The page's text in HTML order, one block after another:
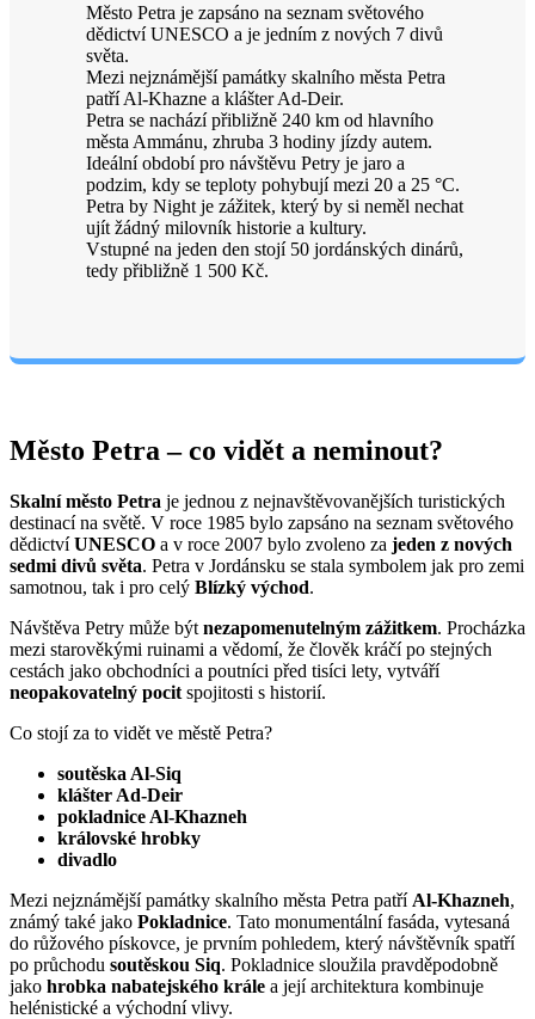
Město Petra je zapsáno na seznam světového
dědictví UNESCO a je jedním z nových 7 divů
světa.
Mezi nejznámější památky skalního města Petra
patří Al-Khazne a klášter Ad-Deir.
Petra se nachází přibližně 240 km od hlavního
města Ammánu, zhruba 3 hodiny jízdy autem.
Ideální období pro návštěvu Petry je jaro a
podzim, kdy se teploty pohybují mezi 20 a 25 °C.
Petra by Night je zážitek, který by si neměl nechat
ujít žádný milovník historie a kultury.
Vstupné na jeden den stojí 50 jordánských dinárů,
tedy přibližně 1 500 Kč.
Město Petra – co vidět a neminout?
Skalní město Petra je jednou z nejnavštěvovanějších turistických
destinací na světě. V roce 1985 bylo zapsáno na seznam světového
dědictvíUNESCO a v roce 2007 bylo zvoleno za jeden z nových
sedmi divů světa. Petra v Jordánsku se stala symbolem jak pro zemi
samotnou, tak i pro celý Blízký východ.
Návštěva Petry může být nezapomenutelným zážitkem. Procházka
mezi starověkými ruinami a vědomí, že člověk kráčí po stejných
cestách jako obchodníci a poutníci před tisíci lety, vytváří
neopakovatelný pocit spojitosti s historií.
Co stojí za to vidět ve městě Petra?
soutěska Al-Siq
klášter Ad-Deir
pokladnice Al-Khazneh
královské hrobky
divadlo
Mezi nejznámější památky skalního města Petra patří Al-Khazneh,
známý také jako Pokladnice. Tato monumentální fasáda, vytesaná
do růžového pískovce, je prvním pohledem, který návštěvník spatří
po průchodu soutěskou Siq. Pokladnice sloužila pravděpodobně
jako hrobka nabatejského krále a její architektura kombinuje
helénistické a východní vlivy.